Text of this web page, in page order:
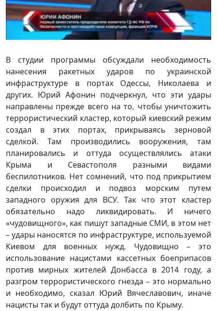
В студии программы обсуждали необходимость
нанесения ракетных ударов по украинской
инфраструктуре в портах Одессы, Николаева и
других. Юрий Афонин подчеркнул, что эти удары
направлены прежде всего на то, чтобы уничтожить
террористический кластер, который киевский режим
создал в этих портах, прикрываясь зерновой
сделкой. Там производились вооружения, там
планировались и оттуда осуществлялись атаки
Крыма и Севастополя разными видами
беспилотников. Нет сомнений, что под прикрытием
сделки происходил и подвоз морским путем
западного оружия для ВСУ. Так что этот кластер
обязательно надо ликвидировать. И ничего
«чудовищного», как пишут западные СМИ, в этом нет
– удары наносятся по инфраструктуре, используемой
Киевом для военных нужд. Чудовищно – это
использование нацистами кассетных боеприпасов
против мирных жителей Донбасса в 2014 году, а
разгром террористического гнезда – это нормально
и необходимо, сказал Юрий Вячеславович, иначе
нацисты так и будут оттуда долбить по Крыму.